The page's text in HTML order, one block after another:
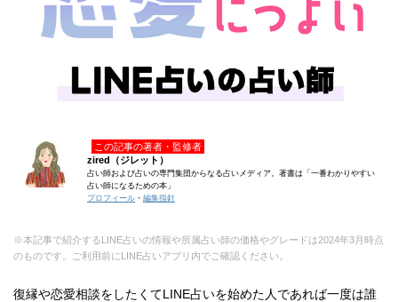
この記事の著者・監修者
zired（ジレット）
占い師および占いの専門集団からなる占いメディア。著書は「一番わかりやすい
占い師になるための本」
プロフィール ・ 編集指針
※本記事で紹介するLINE占いの情報や所属占い師の価格やグレードは2024年3月時点
のものです。ご利用前にLINE占いアプリ内でご確認ください。
復縁や恋愛相談をしたくてLINE占いを始めた人であれば一度は誰